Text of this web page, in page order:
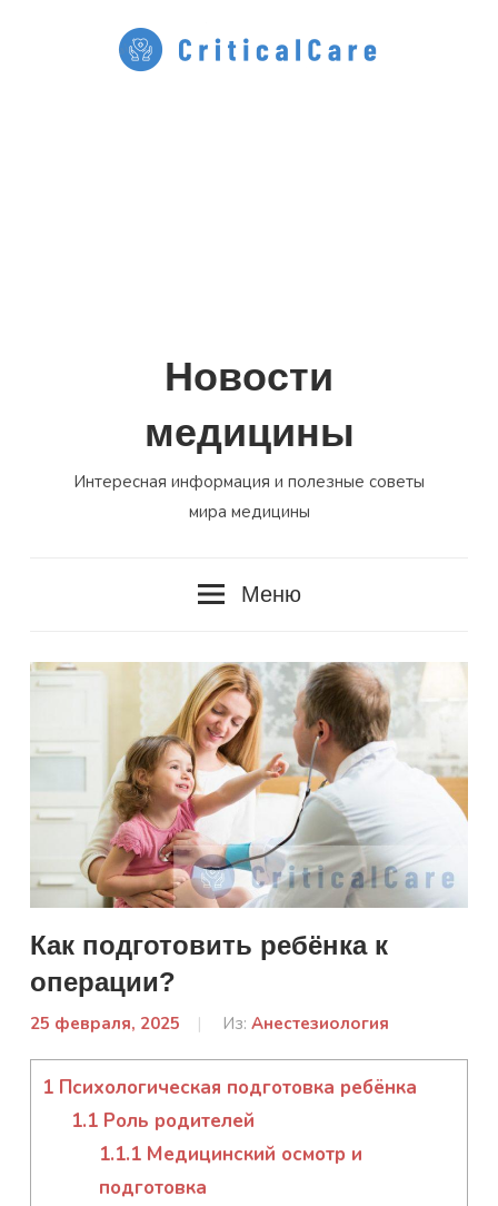
Новости
медицины
Интересная информация и полезные советы
мира медицины
Меню
Как подготовить ребёнка к
операции?
25 февраля, 2025
От:
Из: Анестезиология
1 Психологическая подготовка ребёнка
1.1Роль родителей
1.1.1 Медицинский осмотр и
подготовка